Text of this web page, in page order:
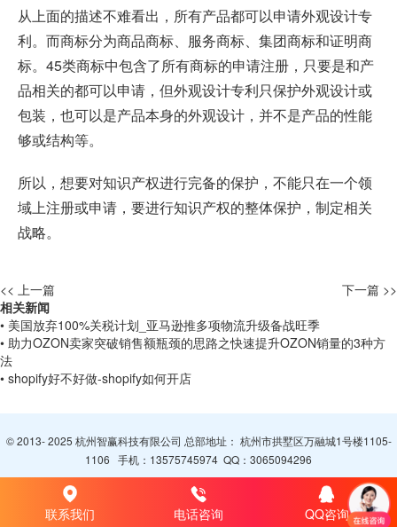
从上面的描述不难看出，所有产品都可以申请外观设计专
利。而商标分为商品商标、服务商标、集团商标和证明商
标。45类商标中包含了所有商标的申请注册，只要是和产
品相关的都可以申请，但外观设计专利只保护外观设计或
包装，也可以是产品本身的外观设计，并不是产品的性能
够或结构等。
所以，想要对知识产权进行完备的保护，不能只在一个领
域上注册或申请，要进行知识产权的整体保护，制定相关
战略。
<< 上一篇
下一篇 >>
相关新闻
• 美国放弃100%关税计划_亚马逊推多项物流升级备战旺季
• 助力OZON卖家突破销售额瓶颈的思路之快速提升OZON销量的3种方
法
• shopify好不好做-shopify如何开店
© 2013- 2025 杭州智赢科技有限公司 总部地址： 杭州市拱墅区万融城1号楼1105-
1106 手机： 13575745974 QQ： 3065094296
联系我们 电话咨询 QQ咨询